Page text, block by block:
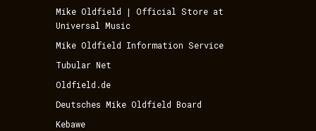
Mike Oldfield | Official Store at
Universal Music
Mike Oldfield Information Service
Tubular Net
Oldfield.de
Deutsches Mike Oldfield Board
Kebawe